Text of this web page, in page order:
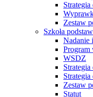
Strategia
Zestaw
Szkoła
Nadanie
WSDZ
Strategia
Zestaw
Statut